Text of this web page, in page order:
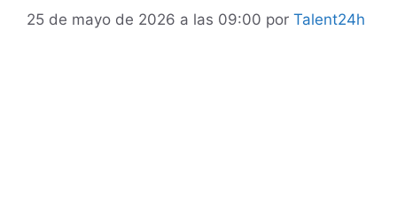
25 de mayo de 2026 a las 09:00 por Talent24h